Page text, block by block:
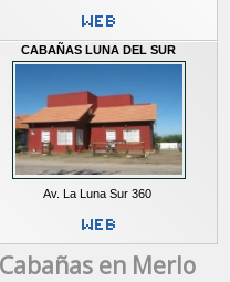
CABAÑAS LUNA DEL SUR
Av. La Luna Sur 360
en Merlo